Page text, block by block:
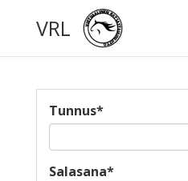
VRL
Tunnus*
Salasana*